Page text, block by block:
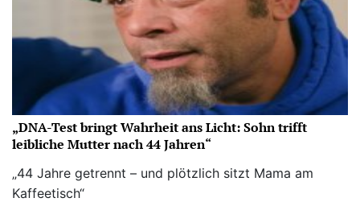
„DNA-Test bringt Wahrheit ans Licht: Sohn trifft
leibliche Mutter nach 44 Jahren“
„44 Jahre getrennt – und plötzlich sitzt Mama am
Kaffeetisch“